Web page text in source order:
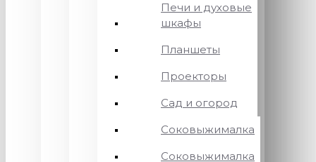
Печи и духовые
шкафы
Планшеты
Проекторы
Сад и огород
Соковыжималка
Соковыжималка